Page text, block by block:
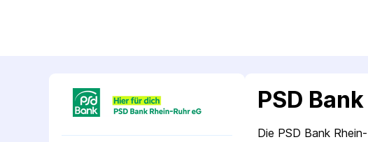
PSD
Die PSD Bank